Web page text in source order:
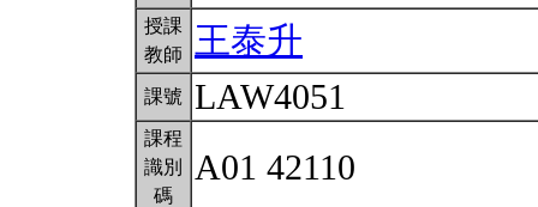
授課
教師
王泰升
課號 LAW4051
課程
識別
碼
A01 42110